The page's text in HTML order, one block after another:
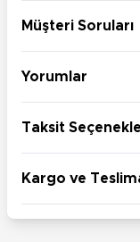
Müşteri Soruları
Yorumlar
Taksit
Kargo ve